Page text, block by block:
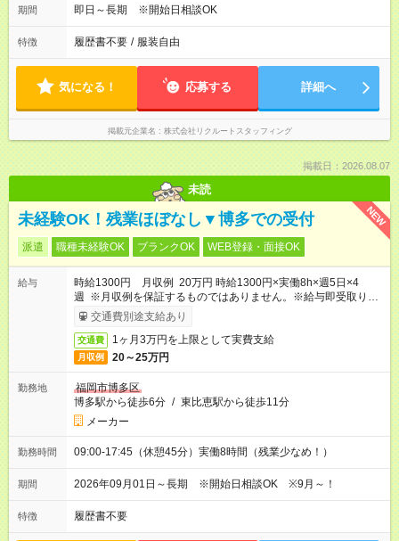
期間 即日～長期 ※開始日相談OK
特徴 履歴書不要 / 服装自由
気になる！ 応募する 詳細へ
掲載元企業名 株式会社リクルートスタッフィング
掲載日：2026.08.07
未読
NEW
未経験OK！残業ほぼなし▼博多での受付
派遣 職種未経験OK ブランクOK WEB登録・面接OK
給与
時給1300円 月収例 20万円 時給1300円×実働8h×週5日×4
週 ※月収例を保証するものではありません。※給与即受取りサ
ービス利用可（利用条件有）
交通費別途支給あり
交通費 1ヶ月3万円を上限として実費支給
月収例 20～25万円
勤務地
福岡市博多区
博多駅から徒歩6分 / 東比恵駅から徒歩11分
メーカー
勤務時間 09:00-17:45（休憩45分）実働8時間（残業少なめ！）
期間 2026年09月01日～長期 ※開始日相談OK ※9月～！
特徴 履歴書不要